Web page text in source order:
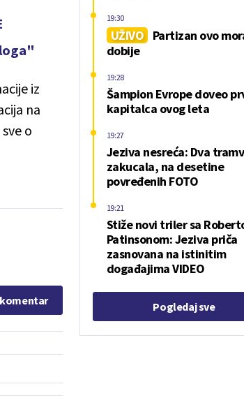
iz
na
o
UŽIVO
Partizan ovo
dobije
19:30
Šampion Evrope doveo
kapitalca ovog leta
19:28
Jeziva nesreća: Dva
zakucala, na desetine
povređenih FOTO
19:27
Stiže novi triler sa
Patinsonom: Jeziva priča
zasnovana na istinitim
događajima VIDEO
19:21
Pogledaj sve